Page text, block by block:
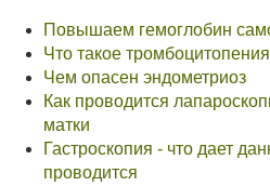
Повышаем гемоглобин
Что такое тромбоцитопения
Чем опасен эндометриоз
Как проводится
матки
Гастроскопия - что дает
проводится